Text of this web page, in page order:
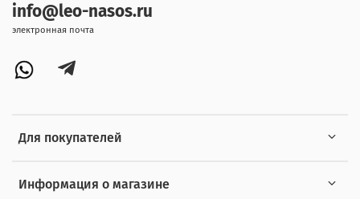
Для покупателей
Информация о магазине
info@leo-nasos.ru
электронная почта